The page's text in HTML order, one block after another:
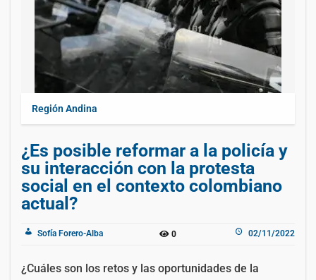
Región Andina
¿Es posible reformar a la policía y
su interacción con la protesta
social en el contexto colombiano
actual?
Sofía Forero-Alba 0 02/11/2022
¿Cuáles son los retos y las oportunidades de la